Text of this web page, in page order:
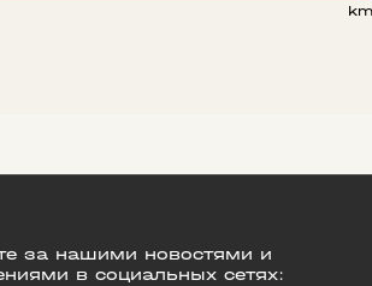
km
за нашими новостями и
в социальных сетях: